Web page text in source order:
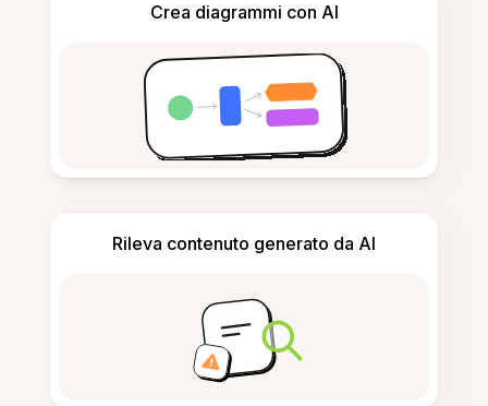
Crea diagrammi con AI
Rileva contenuto generato da AI